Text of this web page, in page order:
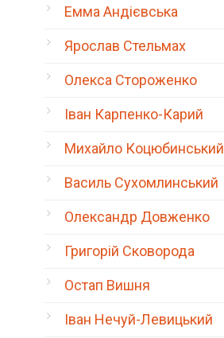
Емма Андієвська
Ярослав Стельмах
Олекса Стороженко
Іван Карпенко-Карий
Михайло Коцюбинський
Василь Сухомлинський
Олександр Довженко
Григорій Сковорода
Остап Вишня
Іван Нечуй-Левицький